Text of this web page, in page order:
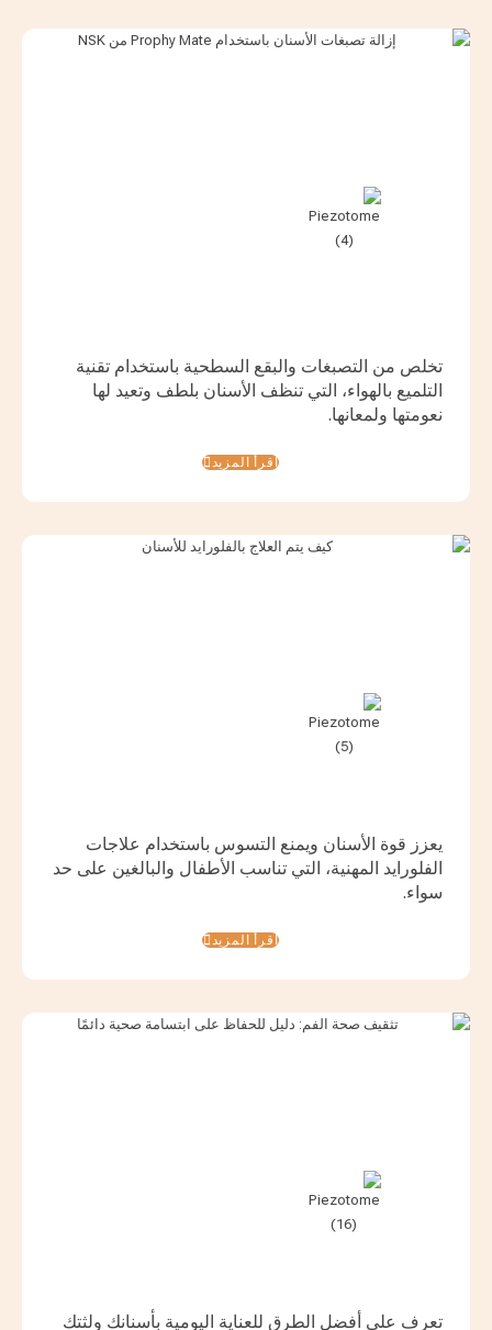
تخلص من التصبغات والبقع السطحية باستخدام تقنية
التلميع بالهواء، التي تنظف الأسنان بلطف وتعيد لها
نعومتها ولمعانها.
اقرأ المزيد
يعزز قوة الأسنان ويمنع التسوس باستخدام علاجات
الفلورايد المهنية، التي تناسب الأطفال والبالغين على حد
سواء.
اقرأ المزيد
تعرف على أفضل الطرق للعناية اليومية بأسنانك ولثتك